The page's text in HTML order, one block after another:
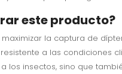
este producto?
la captura de
a las condiciones
los insectos, sino que